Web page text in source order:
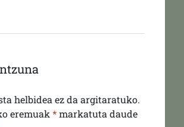
helbidea ez da argitaratuko.
eremuak *markatuta daude